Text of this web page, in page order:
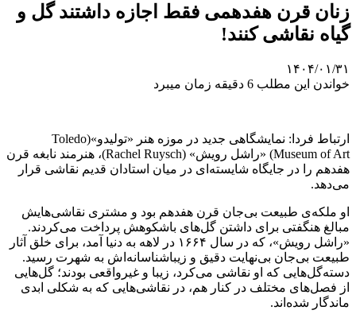
زنان قرن هفدهمی فقط اجازه داشتند گل و
گیاه نقاشی کنند!
۱۴۰۴/۰۱/۳۱
خواندن این مطلب 6 دقیقه زمان میبرد
ارتباط فردا: نمایشگاهی جدید در موزه هنر «تولیدو»(Toledo
Museum of Art) «راشل رویش» (Rachel Ruysch)، هنرمند نابغه قرن
هفدهم را در جایگاه شایسته‌ای در میان استادان قدیم نقاشی قرار
می‌دهد.
او ملکه‌ی طبیعت بی‌جان قرن هفدهم بود و مشتری نقاشی‌هایش
مبالغ هنگفتی برای داشتن گل‌های باشکوهش پرداخت می‌کردند.
«راشل رویش»، که در سال ۱۶۶۴ در لاهه به دنیا آمد، برای خلق آثار
طبیعت بی‌جان بی‌نهایت دقیق و زیباشناسانه‌اش به شهرت رسید.
دسته‌گل‌هایی که او نقاشی می‌کرد، زیبا و غیرواقعی بودند؛ گل‌هایی
از فصل‌های مختلف در کنار هم، در نقاشی‌هایی که به شکلی ابدی
ماندگار شده‌اند.